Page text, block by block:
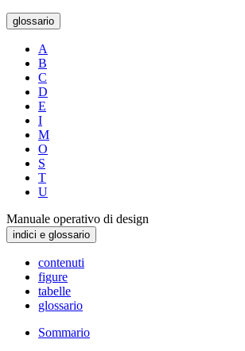
glossario
A
B
C
D
E
I
M
O
S
T
U
Manuale operativo di design
indici e glossario
contenuti
figure
tabelle
glossario
Sommario